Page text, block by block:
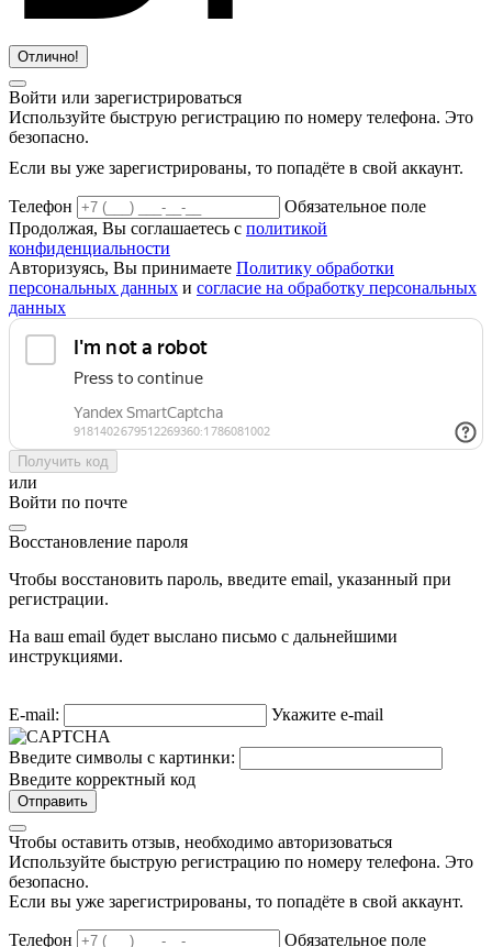
Отлично!
Войти или зарегистрироваться
Используйте быструю регистрацию по номеру телефона. Это
безопасно.
Если вы уже зарегистрированы, то попадёте в свой аккаунт.
Телефон
Обязательное поле
Продолжая, Вы соглашаетесь с политикой
конфиденциальности
Авторизуясь, Вы принимаете Политику обработки
персональных данных и согласие на обработку персональных
данных
Получить код
или
Войти по почте
Восстановление пароля
Чтобы восстановить пароль, введите email, указанный при
регистрации.
На ваш email будет выслано письмо с дальнейшими
инструкциями.
E-mail: Укажите e-mail
Введите символы с картинки:
Введите корректный код
Отправить
Чтобы оставить отзыв, необходимо авторизоваться
Используйте быструю регистрацию по номеру телефона. Это
безопасно.
Если вы уже зарегистрированы, то попадёте в свой аккаунт.
Телефон Обязательное поле